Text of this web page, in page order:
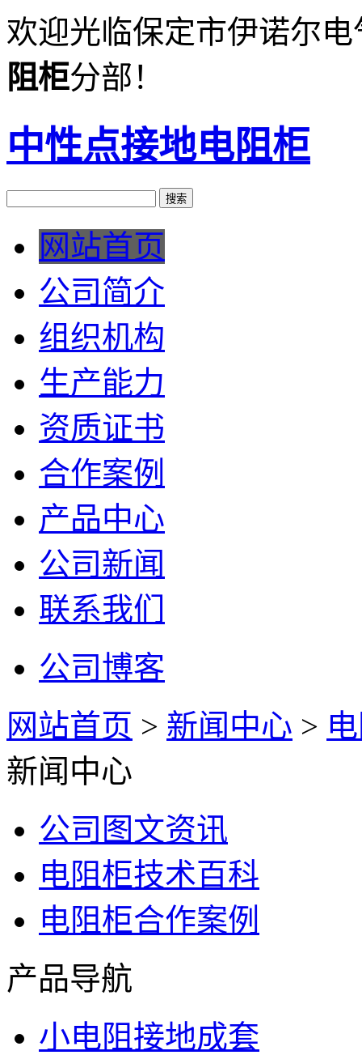
欢迎光临保定市伊诺尔
阻柜分部！
中性点接地电阻柜
网站首页
公司简介
组织机构
生产能力
资质证书
合作案例
产品中心
公司新闻
联系我们
公司博客
网站首页 > 新闻中心 >
新闻中心
公司图文资讯
电阻柜技术百科
电阻柜合作案例
产品导航
小电阻接地成套